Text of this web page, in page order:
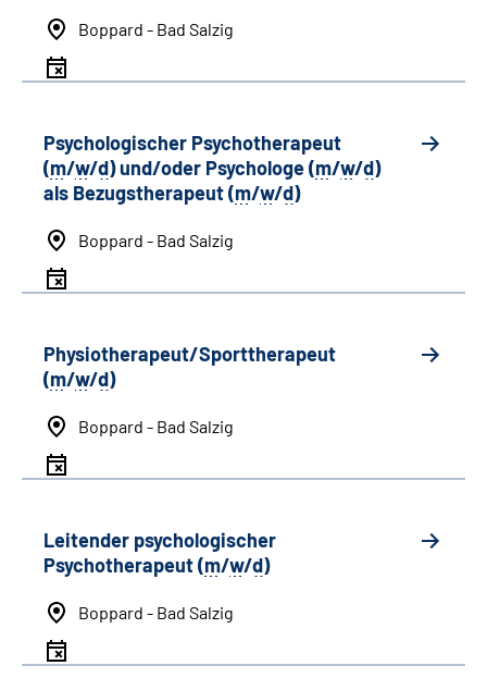
Boppard - Bad Salzig
Psychologischer Psychotherapeut
(m/w/d) und/oder Psychologe (m/w/d)
als Bezugstherapeut (m/w/d)
Boppard - Bad Salzig
Physiotherapeut/Sporttherapeut
(m/w/d)
Boppard - Bad Salzig
Leitender psychologischer
Psychotherapeut (m/w/d)
Boppard - Bad Salzig